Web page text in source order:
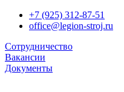
+7 (925) 312-87-51
office@legion-stroj.ru
Сотрудничество
Вакансии
Документы